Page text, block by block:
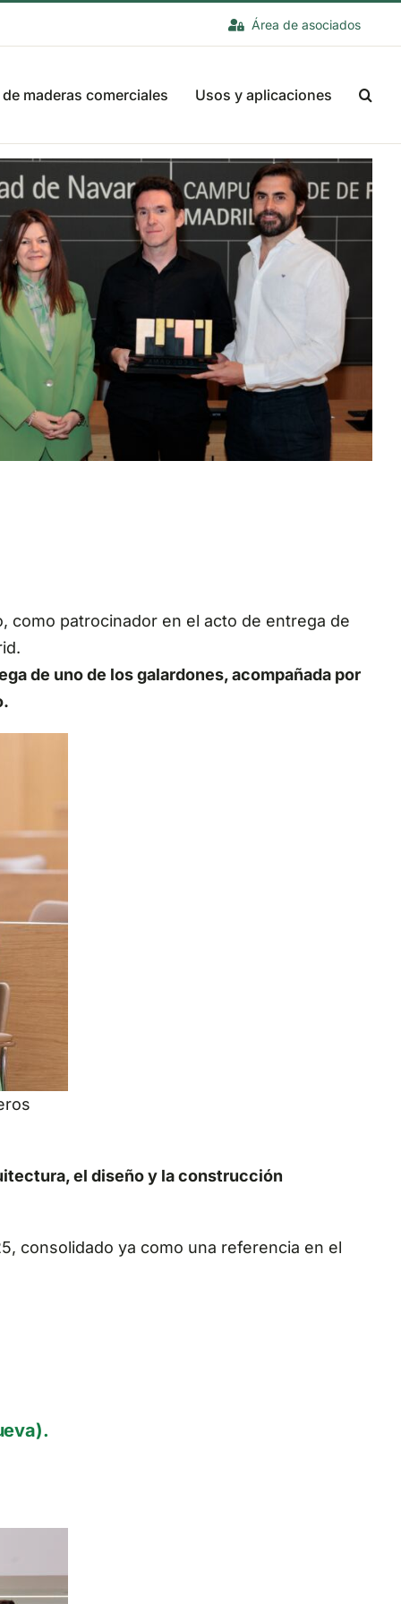
Área de asociados
maderas comerciales Usos y aplicaciones
como patrocinador en el acto de entrega de
de uno de los galardones, acompañada por
el diseño y la construcción
consolidado ya como una referencia en el